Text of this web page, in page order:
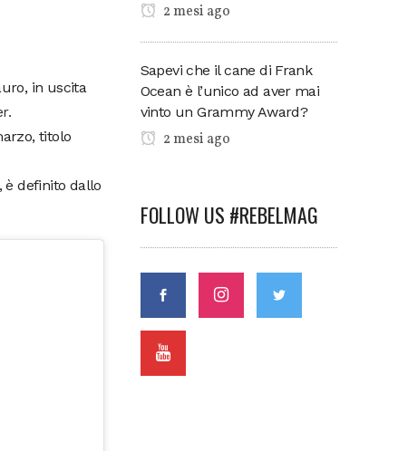
in uscita
titolo
è definito dallo
2 mesi ago
Sapevi che il cane di Frank
Ocean è l’unico ad aver mai
vinto un Grammy Award?
2 mesi ago
FOLLOW US #REBELMAG